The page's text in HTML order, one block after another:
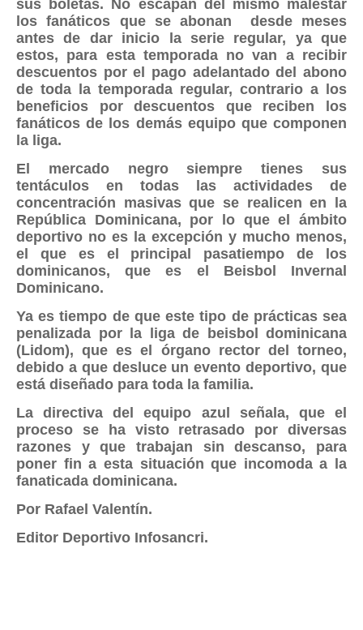
sus boletas. No escapan del mismo malestar
los fanáticos que se abonan desde meses
antes de dar inicio la serie regular, ya que
estos, para esta temporada no van a recibir
descuentos por el pago adelantado del abono
de toda la temporada regular, contrario a los
beneficios por descuentos que reciben los
fanáticos de los demás equipo que componen
la liga.
El mercado negro siempre tienes sus
tentáculos en todas las actividades de
concentración masivas que se realicen en la
República Dominicana, por lo que el ámbito
deportivo no es la excepción y mucho menos,
el que es el principal pasatiempo de los
dominicanos, que es el Beisbol Invernal
Dominicano.
Ya es tiempo de que este tipo de prácticas sea
penalizada por la liga de beisbol dominicana
(Lidom), que es el órgano rector del torneo,
debido a que desluce un evento deportivo, que
está diseñado para toda la familia.
La directiva del equipo azul señala, que el
proceso se ha visto retrasado por diversas
razones y que trabajan sin descanso, para
poner fin a esta situación que incomoda a la
fanaticada dominicana.
Por Rafael Valentín.
Editor Deportivo Infosancri.